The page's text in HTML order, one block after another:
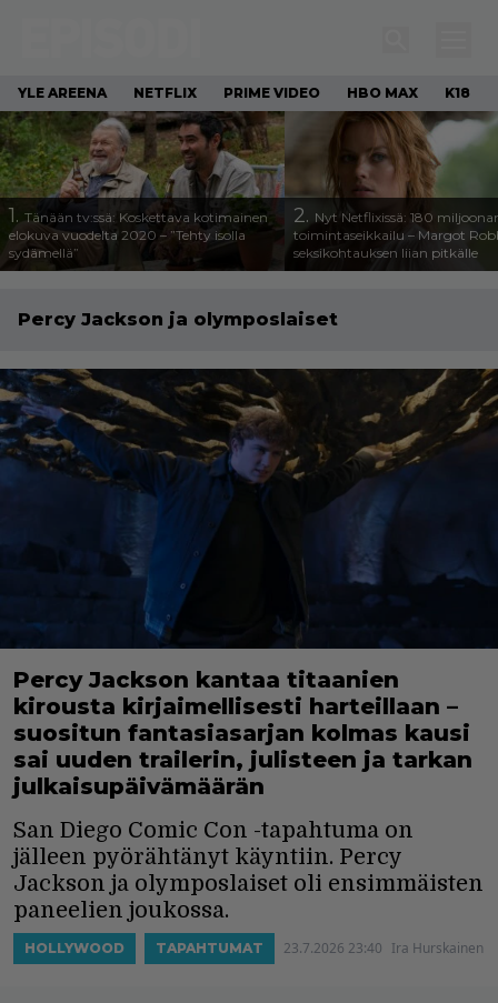
YLE AREENA NETFLIX PRIME VIDEO HBO MAX K18
1. Tänään tv:ssä: Koskettava kotimainen
elokuva vuodelta 2020 – ”Tehty isolla
sydämellä”
2. Nyt Netflixissä: 180
toimintaseikkailu – Margot
seksikohtauksen liian pitkälle
Percy Jackson ja olymposlaiset
Percy Jackson kantaa titaanien
kirousta kirjaimellisesti harteillaan –
suositun fantasiasarjan kolmas kausi
sai uuden trailerin, julisteen ja tarkan
julkaisupäivämäärän
San Diego Comic Con -tapahtuma on
jälleen pyörähtänyt käyntiin. Percy
Jackson ja olymposlaiset oli ensimmäisten
paneelien joukossa.
HOLLYWOOD TAPAHTUMAT 23.7.2026 23:40 Ira Hurskainen